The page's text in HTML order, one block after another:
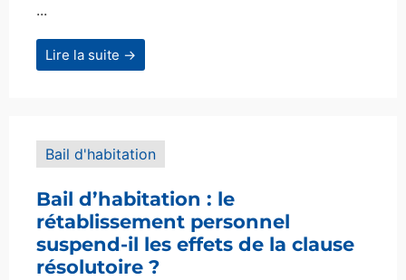
...
Lire la suite →
Bail d'habitation
Bail d’habitation : le
rétablissement personnel
suspend-il les effets de la clause
résolutoire ?